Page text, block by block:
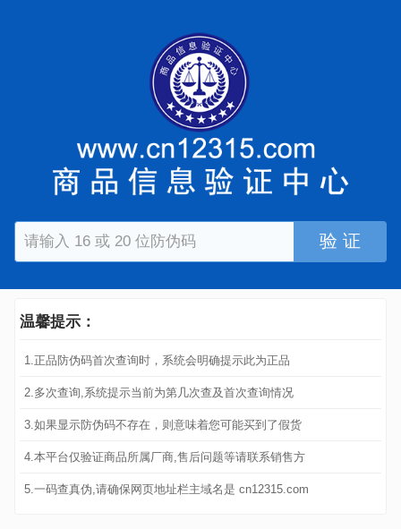
验 证
温馨提示：
1.正品防伪码首次查询时，系统会明确提示此为正品
2.多次查询,系统提示当前为第几次查及首次查询情况
3.如果显示防伪码不存在，则意味着您可能买到了假货
4.本平台仅验证商品所属厂商,售后问题等请联系销售方
5.一码查真伪,请确保网页地址栏主域名是 cn12315.com